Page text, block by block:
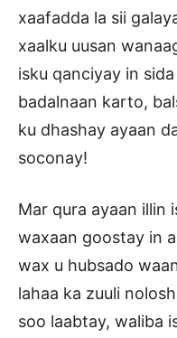
xaafadda la sii
xaalku uusan
isku qanciyay in
badalnaan karto,
ku dhashay ayaan
soconay!
Mar qura ayaan illin
waxaan goostay in
wax u hubsado
lahaa ka zuuli
soo laabtay, waliba